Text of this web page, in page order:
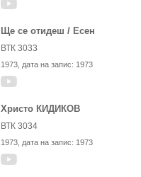
Ще се отидеш / Есен
ВТК 3033
1973 , дата на запис: 1973
Христо КИДИКОВ
ВТК 3034
1973 , дата на запис: 1973